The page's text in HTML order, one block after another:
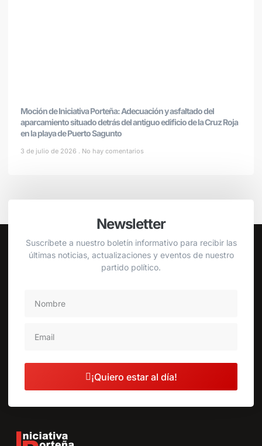
Moción de Iniciativa Porteña: Adecuación y asfaltado del
aparcamiento situado detrás del antiguo edificio de la Cruz Roja
en la playa de Puerto Sagunto
3 de julio de 2026 No hay comentarios
Newsletter
Suscríbete a nuestro boletín informativo para recibir las
últimas noticias, actualizaciones y eventos de nuestro
partido político.
¡Quiero estar al día!